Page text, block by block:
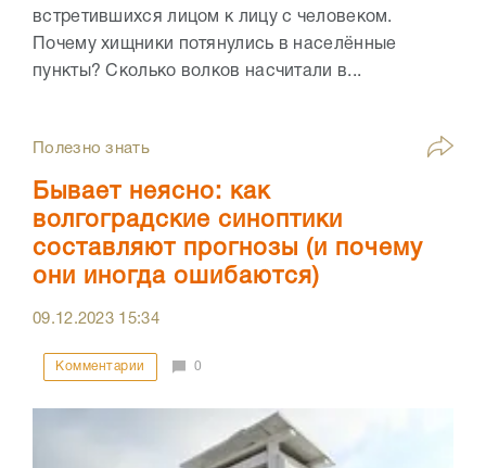
встретившихся лицом к лицу с человеком.
Почему хищники потянулись в населённые
пункты? Сколько волков насчитали в...
Полезно знать
Бывает неясно: как
волгоградские синоптики
составляют прогнозы (и почему
они иногда ошибаются)
09.12.2023 15:34
Комментарии 0